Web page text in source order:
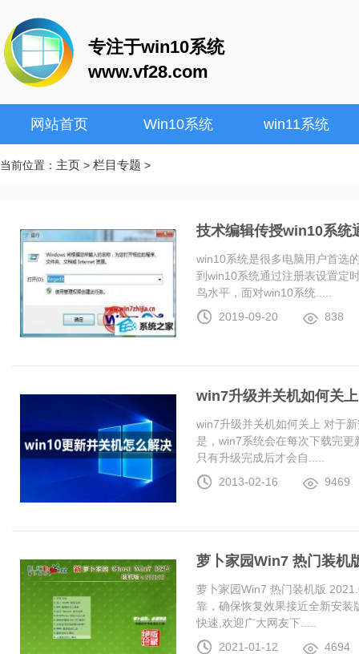
专注于win10系统
www.vf28.com
网站首页 Win10系统 win11系统
当前位置： 主页 > 栏目专题 >
技术编辑传授win10系统
win10系统是很多电脑用户首选
到win10系统通过注册表设置定
鸟水平，面对win10系统.....
2019-09-20
838
win7升级并关机如何关上
win7升级并关机如何关上 对于
是，win7系统会在每次下载完
只有升级完成后才会自.....
2013-02-16
9469
萝卜家园Win7 热门装机
萝卜家园Win7 热门装机版
靠，确保恢复效果接近全新安
快速,欢迎广大网友下.....
2021-01-12
4694